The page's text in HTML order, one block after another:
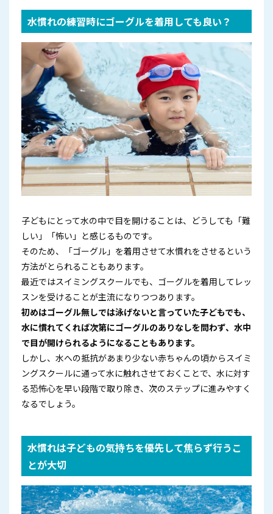
水慣れの練習時にゴーグルを着用しても良い？
子どもにとって水の中で目を開けることは、どうしても「難
しい」「怖い」と感じるものです。
そのため、「ゴーグル」を着用させて水慣れをさせるという
方法がとられることもあります。
最近ではスイミングスクールでも、ゴーグルを着用してレッ
スンを受けることが主流になりつつあります。
初めはゴーグル無しでは泳げないと言っていた子どもでも、
水に慣れてくれば次第にゴーグルのありなしを問わず、水中
で目が開けられるようになることもあります。
しかし、水への抵抗があまり少ない赤ちゃんの頃からスイミ
ングスクールに通って水に触れさせておくことで、水に対す
る恐怖心を早い段階で取り除き、次のステップに進みやすく
なるでしょう。
水慣れは子どもの気持ちを優先して焦らず行うこ
とが大切